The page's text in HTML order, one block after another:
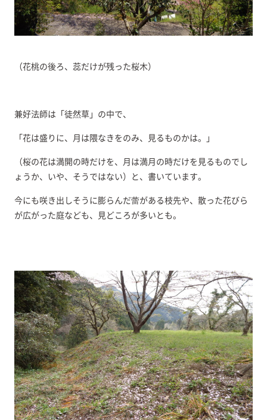
（花桃の後ろ、蕊だけが残った桜木）
兼好法師は「徒然草」の中で、
「花は盛りに、月は隈なきをのみ、見るものかは。」
（桜の花は満開の時だけを、月は満月の時だけを見るものでし
ょうか、いや、そうではない）と、書いています。
今にも咲き出しそうに膨らんだ蕾がある枝先や、散った花びら
が広がった庭なども、見どころが多いとも。